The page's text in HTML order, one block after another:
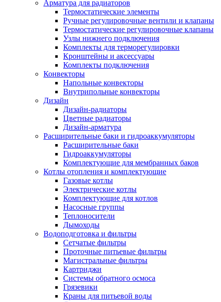
Арматура для радиаторов
Термостатические элементы
Ручные регулировочные вентили и клапаны
Термостатические регулировочные клапаны
Узлы нижнего подключения
Комплекты для терморегулировки
Кронштейны и аксессуары
Комплекты подключения
Конвекторы
Напольные конвекторы
Внутрипольные конвекторы
Дизайн
Дизайн-радиаторы
Цветные радиаторы
Дизайн-арматура
Расширительные баки и гидроаккумуляторы
Расширительные баки
Гидроаккумуляторы
Комплектующие для мембранных баков
Котлы отопления и комплектующие
Газовые котлы
Электрические котлы
Комплектующие для котлов
Насосные группы
Теплоносители
Дымоходы
Водоподготовка и фильтры
Сетчатые фильтры
Проточные питьевые фильтры
Магистральные фильтры
Картриджи
Системы обратного осмоса
Грязевики
Краны для питьевой воды